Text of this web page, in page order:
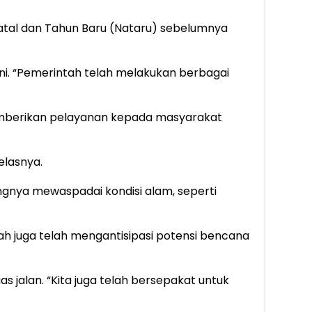
dan Tahun Baru (Nataru) sebelumnya
“Pemerintah telah melakukan berbagai
pelayanan kepada masyarakat
mewaspadai kondisi alam, seperti
juga telah mengantisipasi potensi bencana
jalan. “Kita juga telah bersepakat untuk